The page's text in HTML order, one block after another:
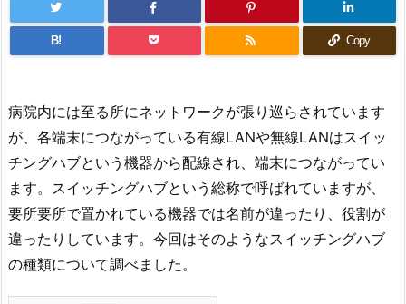
B! Copy
病院内には至る所にネットワークが張り巡らされています
が、各端末につながっている有線LANや無線LANはスイッ
チングハブという機器から配線され、端末につながってい
ます。スイッチングハブという総称で呼ばれていますが、
要所要所で置かれている機器では名前が違ったり、役割が
違ったりしています。今回はそのようなスイッチングハブ
の種類について調べました。